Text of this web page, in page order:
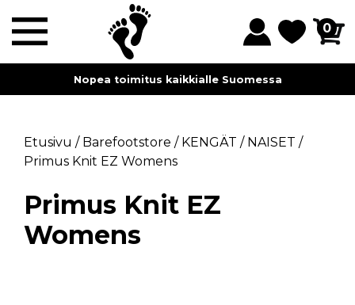
0
Nopea toimitus kaikkialle Suomessa
Etusivu / Barefootstore / KENGÄT / NAISET /
Primus Knit EZ Womens
Primus Knit EZ
Womens